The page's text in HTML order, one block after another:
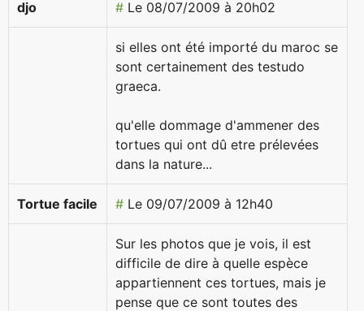
djo # Le 08/07/2009 à 20h02
si elles ont été importé du maroc se
sont certainement des testudo
graeca.
qu'elle dommage d'ammener des
tortues qui ont dû etre prélevées
dans la nature...
Tortue facile # Le 09/07/2009 à 12h40
Sur les photos que je vois, il est
difficile de dire à quelle espèce
appartiennent ces tortues, mais je
pense que ce sont toutes des